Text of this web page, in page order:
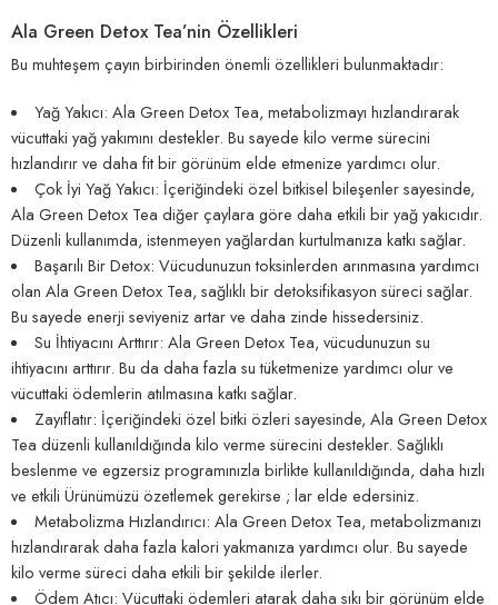
Ala Green Detox Tea’nin Özellikleri
Bu muhteşem çayın birbirinden önemli özellikleri bulunmaktadır:
Yağ Yakıcı: Ala Green Detox Tea, metabolizmayı hızlandırarak
vücuttaki yağ yakımını destekler. Bu sayede kilo verme sürecini
hızlandırır ve daha fit bir görünüm elde etmenize yardımcı olur.
Çok İyi Yağ Yakıcı: İçeriğindeki özel bitkisel bileşenler sayesinde,
Ala Green Detox Tea diğer çaylara göre daha etkili bir yağ yakıcıdır.
Düzenli kullanımda, istenmeyen yağlardan kurtulmanıza katkı sağlar.
Başarılı Bir Detox: Vücudunuzun toksinlerden arınmasına yardımcı
olan Ala Green Detox Tea, sağlıklı bir detoksifikasyon süreci sağlar.
Bu sayede enerji seviyeniz artar ve daha zinde hissedersiniz.
Su İhtiyacını Arttırır: Ala Green Detox Tea, vücudunuzun su
ihtiyacını arttırır. Bu da daha fazla su tüketmenize yardımcı olur ve
vücuttaki ödemlerin atılmasına katkı sağlar.
Zayıflatır: İçeriğindeki özel bitki özleri sayesinde, Ala Green Detox
Tea düzenli kullanıldığında kilo verme sürecini destekler. Sağlıklı
beslenme ve egzersiz programınızla birlikte kullanıldığında, daha hızlı
ve etkili Ürünümüzü özetlemek gerekirse ; lar elde edersiniz.
Metabolizma Hızlandırıcı: Ala Green Detox Tea, metabolizmanızı
hızlandırarak daha fazla kalori yakmanıza yardımcı olur. Bu sayede
kilo verme süreci daha etkili bir şekilde ilerler.
Ödem Atıcı: Vücuttaki ödemleri atarak daha sıkı bir görünüm elde